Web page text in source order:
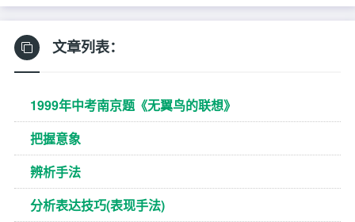
文章列表：
1999年中考南京题《无翼鸟的联想》
把握意象
辨析手法
分析表达技巧(表现手法)